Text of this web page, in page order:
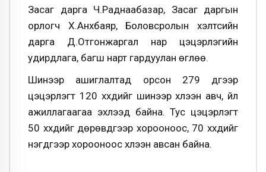
Засаг дарга Ч.Раднаабазар, Засаг даргын
орлогч Х.Анхбаяр, Боловсролын хэлтсийн
дарга Д.Отгонжаргал нар цэцэрлэгийн
удирдлага, багш нарт гардуулан өглөө.
Шинээр ашиглалтад орсон 279 дүгээр
цэцэрлэгт 120 хүүхдийг шинээр хүлээн авч, үйл
ажиллагаагаа эхлээд байна. Тус цэцэрлэгт
50 хүүхдийг дөрөвдүгээр хорооноос, 70 хүүхдийг
нэгдүгээр хорооноос хүлээн авсан байна.